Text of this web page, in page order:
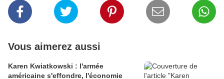
Vous aimerez aussi
Karen Kwiatkowski : l'armée
américaine s'effondre, l'économie